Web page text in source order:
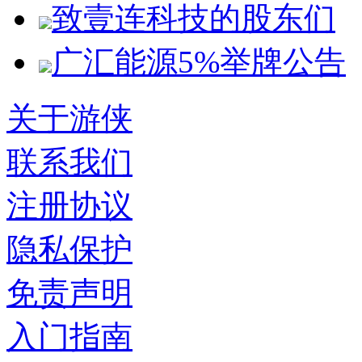
致壹连科技的股东们
广汇能源5%举牌公告
关于游侠
联系我们
注册协议
隐私保护
免责声明
入门指南